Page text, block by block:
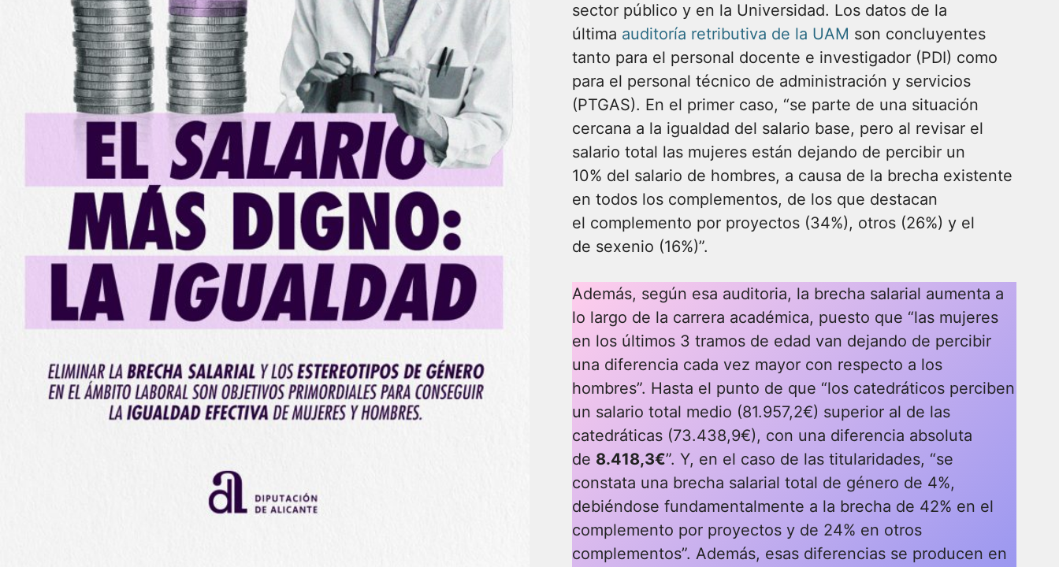
sector público y en la Universidad. Los datos de la
última auditoría retributiva de la UAM son concluyentes
tanto para el personal docente e investigador (PDI) como
para el personal técnico de administración y servicios
(PTGAS). En el primer caso, “se parte de una situación
cercana a la igualdad del salario base, pero al revisar el
salario total las mujeres están dejando de percibir un
10% del salario de hombres, a causa de la brecha existente
en todos los complementos, de los que destacan
el complemento por proyectos (34%), otros (26%) y el
de sexenio (16%)”.
Además, según esa auditoria, la brecha salarial aumenta a
lo largo de la carrera académica, puesto que “las mujeres
en los últimos 3 tramos de edad van dejando de percibir
una diferencia cada vez mayor con respecto a los
hombres”. Hasta el punto de que “los catedráticos perciben
un salario total medio (81.957,2€) superior al de las
catedráticas (73.438,9€), con una diferencia absoluta
de 8.418,3€”. Y, en el caso de las titularidades, “se
constata una brecha salarial total de género de 4%,
debiéndose fundamentalmente a la brecha de 42% en el
complemento por proyectos y de 24% en otros
complementos”. Además, esas diferencias se producen en